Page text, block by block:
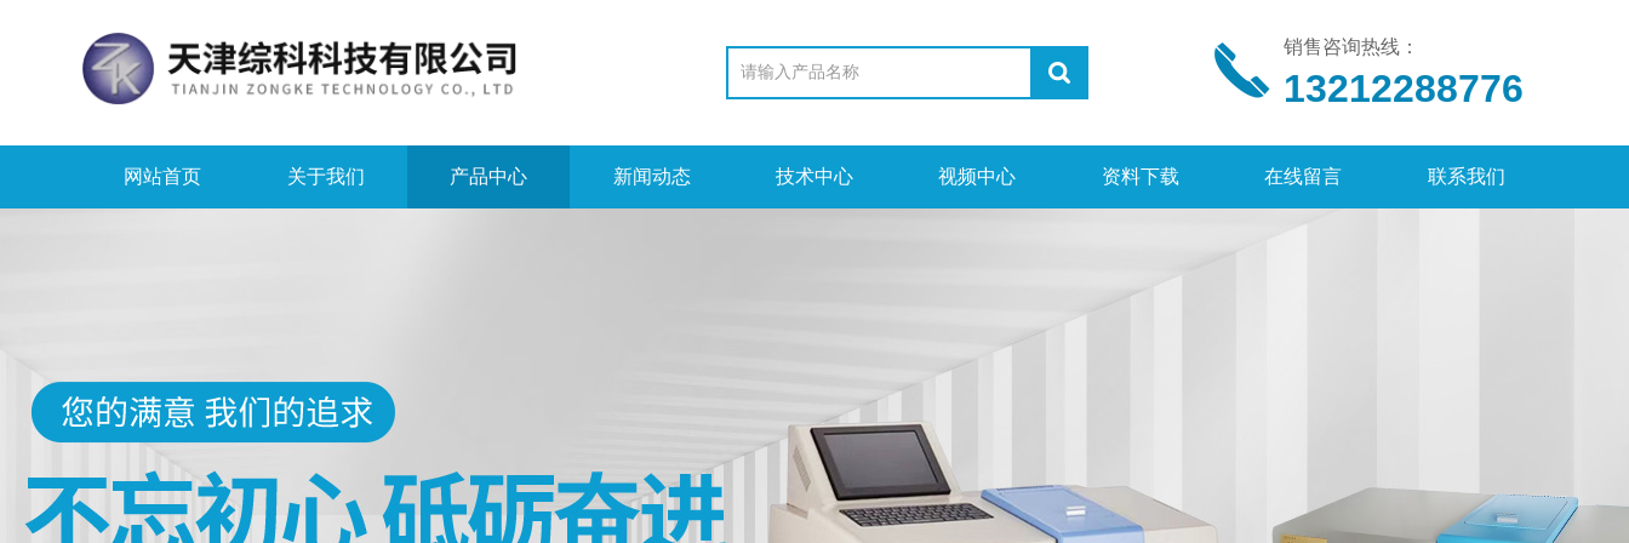
销售咨询热线：
13212288776
网站首页 关于我们 产品中心 新闻动态 技术中心 视频中心 资料下载 在线留言 联系我们